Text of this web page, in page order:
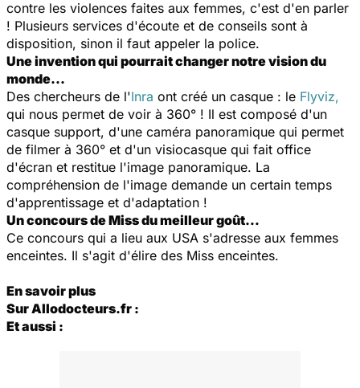
contre les violences faites aux femmes, c'est d'en parler
! Plusieurs services d'écoute et de conseils sont à
disposition, sinon il faut appeler la police.
Une invention qui pourrait changer notre vision du
monde...
Des chercheurs de l'Inra ont créé un casque : le Flyviz,
qui nous permet de voir à 360° ! Il est composé d'un
casque support, d'une caméra panoramique qui permet
de filmer à 360° et d'un visiocasque qui fait office
d'écran et restitue l'image panoramique. La
compréhension de l'image demande un certain temps
d'apprentissage et d'adaptation !
Un concours de Miss du meilleur goût…
Ce concours qui a lieu aux USA s'adresse aux femmes
enceintes. Il s'agit d'élire des Miss enceintes.
En savoir plus
Sur Allodocteurs.fr :
Et aussi :